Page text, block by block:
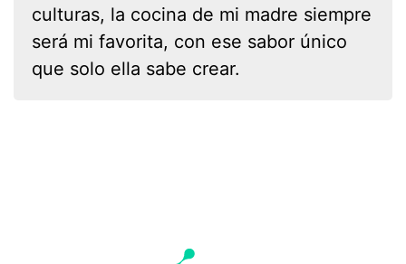
culturas, la cocina de mi madre siempre
será mi favorita, con ese sabor único
que solo ella sabe crear.